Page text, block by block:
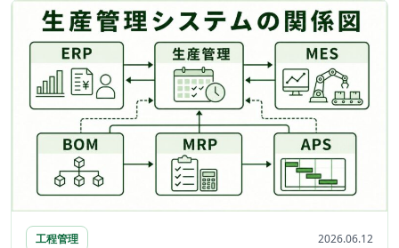
工程管理 2026.06.12